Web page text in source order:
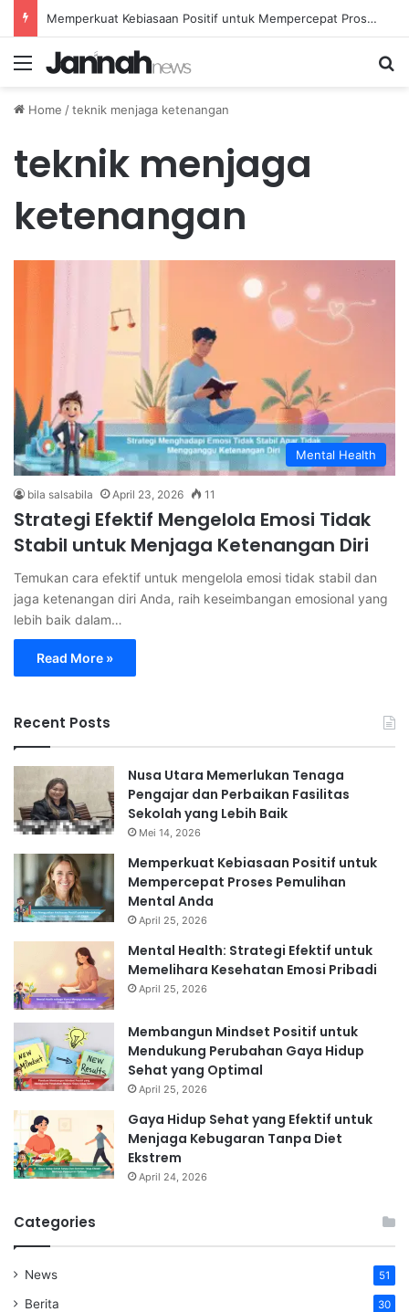
Memperkuat Kebiasaan Positif untuk Mempercepat Proses Pemulihan Mental Anda
Menu
Home /teknik menjaga ketenangan
teknik menjaga
ketenangan
Mental Health
bila salsabila April 23, 2026 11
Strategi Efektif Mengelola Emosi Tidak
Stabil untuk Menjaga Ketenangan Diri
Temukan cara efektif untuk mengelola emosi tidak stabil dan
jaga ketenangan diri Anda, raih keseimbangan emosional yang
lebih baik dalam…
Read More »
Recent Posts
Nusa Utara Memerlukan Tenaga
Pengajar dan Perbaikan Fasilitas
Sekolah yang Lebih Baik
Mei 14, 2026
Memperkuat Kebiasaan Positif untuk
Mempercepat Proses Pemulihan
Mental Anda
April 25, 2026
Mental Health: Strategi Efektif untuk
Memelihara Kesehatan Emosi Pribadi
April 25, 2026
Membangun Mindset Positif untuk
Mendukung Perubahan Gaya Hidup
Sehat yang Optimal
April 25, 2026
Gaya Hidup Sehat yang Efektif untuk
Menjaga Kebugaran Tanpa Diet
Ekstrem
April 24, 2026
Categories
News 51
Berita 30